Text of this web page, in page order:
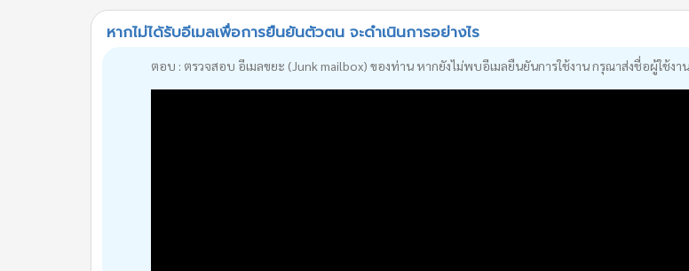
หากไม่ได้รับอีเมลเพื่อการยืนยันตัวตน จะดำเนินการอย่างไร
ตอบ : ตรวจสอบ อีเมลขยะ (Junk mailbox) ของท่าน หากยังไม่พบอีเมลยืนยันการใช้งาน กรุณาส่งชื่อผู้ใช้ง